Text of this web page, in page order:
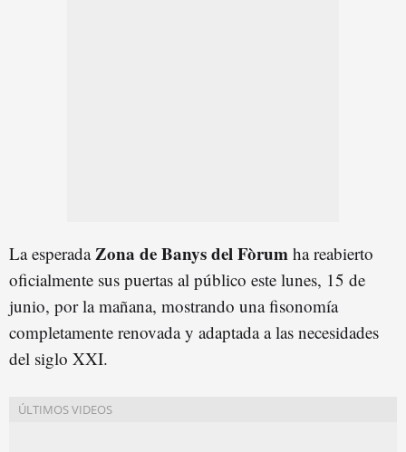
La esperadaZona de Banys del Fòrum ha reabierto
oficialmente sus puertas al público este lunes, 15 de
junio, por la mañana, mostrando una fisonomía
completamente renovada y adaptada a las necesidades
del siglo XXI.